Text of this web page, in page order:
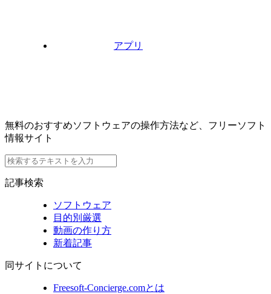
アプリ
無料のおすすめソフトウェアの操作方法など、フリーソフト
情報サイト
記事検索
ソフトウェア
目的別厳選
動画の作り方
新着記事
同サイトについて
Freesoft-Concierge.comとは